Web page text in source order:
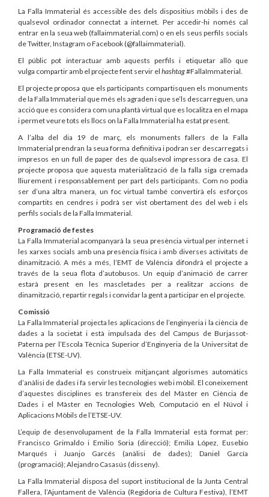
La Falla Immaterial és accessible des dels dispositius mòbils i des de
qualsevol ordinador connectat a internet. Per accedir-hi només cal
entrar en la seua web (fallaimmaterial.com) o en els seus perfils socials
de Twitter, Instagram o Facebook (@fallaimmaterial).
El públic pot interactuar amb aquests perfils i etiquetar allò que
vulga compartir amb el projecte fent servir el hashtag#FallaImmaterial.
El projecte proposa que els participants compartisquen els monuments
de la Falla Immaterial que més els agraden i que se’ls descarreguen, una
acció que es considera com una plantà virtual que es localitza en el mapa
i permet veure tots els llocs on la Falla Immaterial ha estat present.
A l’alba del dia 19 de març, els monuments fallers de la Falla
Immaterial prendran la seua forma definitiva i podran ser descarregats i
impresos en un full de paper des de qualsevol impressora de casa. El
projecte proposa que aquesta materialització de la falla siga cremada
lliurement i responsablement per part dels participants. Com no podia
ser d’una altra manera, un foc virtual també convertirà els esforços
compartits en cendres i podrà ser vist obertament des del web i els
perfils socials de la Falla Immaterial.
Programació de festes
La Falla Immaterial acompanyarà la seua presència virtual per internet i
les xarxes socials amb una presència física i amb diverses activitats de
dinamització. A més a més, l’EMT de València difondrà el projecte a
través de la seua flota d’autobusos. Un equip d’animació de carrer
estarà present en les mascletades per a realitzar accions de
dinamització, repartir regals i convidar la gent a participar en el projecte.
Comissió
La Falla Immaterial projecta les aplicacions de l’enginyeria i la ciència de
dades a la societat i està impulsada des del Campus de Burjassot-
Paterna per l’Escola Tècnica Superior d’Enginyeria de la Universitat de
València (ETSE-UV).
La Falla Immaterial es construeix mitjançant algorismes automàtics
d’anàlisi de dades i fa servir les tecnologies web i mòbil. El coneixement
d’aquestes disciplines es transfereix des del Màster en Ciència de
Dades i el Màster en Tecnologies Web, Computació en el Núvol i
Aplicacions Mòbils de l’ETSE-UV.
L’equip de desenvolupament de la Falla Immaterial està format per:
Francisco Grimaldo i Emilio Soria (direcció); Emilia López, Eusebio
Marqués i Juanjo Garcés (anàlisi de dades); Daniel García
(programació); Alejandro Casasús (disseny).
La Falla Immaterial disposa del suport institucional de la Junta Central
Fallera, l’Ajuntament de València (Regidoria de Cultura Festiva), l’EMT